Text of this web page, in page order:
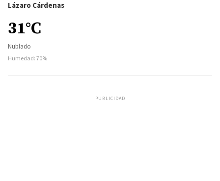
Lázaro Cárdenas
31°C
Nublado
Humedad: 70%
PUBLICIDAD